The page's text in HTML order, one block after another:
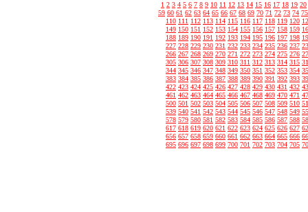
1 2 3 4 5 6 7 8 9 10 11 12 13 14 15 16 17 18 19 20
59 60 61 62 63 64 65 66 67 68 69 70 71 72 73 74 75
110 111 112 113 114 115 116 117 118 119 120
149 150 151 152 153 154 155 156 157 158 159
188 189 190 191 192 193 194 195 196 197 198
227 228 229 230 231 232 233 234 235 236 237
266 267 268 269 270 271 272 273 274 275 276
305 306 307 308 309 310 311 312 313 314 315
344 345 346 347 348 349 350 351 352 353 354
383 384 385 386 387 388 389 390 391 392 393
422 423 424 425 426 427 428 429 430 431 432
461 462 463 464 465 466 467 468 469 470 471
500 501 502 503 504 505 506 507 508 509 510
539 540 541 542 543 544 545 546 547 548 549
578 579 580 581 582 583 584 585 586 587 588
617 618 619 620 621 622 623 624 625 626 627
656 657 658 659 660 661 662 663 664 665 666
695 696 697 698 699 700 701 702 703 704 705